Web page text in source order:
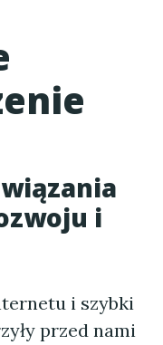
i
i szybki
przed nami